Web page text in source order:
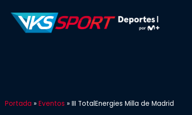
Portada » Eventos » III TotalEnergies Milla de Madrid